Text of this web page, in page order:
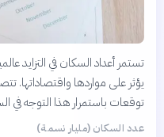
أعداد السكان في التزايد عالمياً،
على مواردها واقتصاداتها. تتصدر
باستمرار هذا التوجه في السنوات
السكان (مليار نسمة)